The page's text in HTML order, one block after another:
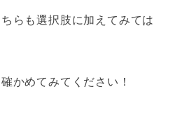
らも選択肢に加えてみては
かめてみてください！